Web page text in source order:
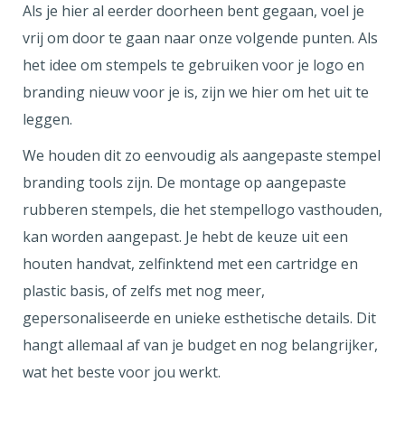
Als je hier al eerder doorheen bent gegaan, voel je
vrij om door te gaan naar onze volgende punten. Als
het idee om stempels te gebruiken voor je logo en
branding nieuw voor je is, zijn we hier om het uit te
leggen.
We houden dit zo eenvoudig als aangepaste stempel
branding tools zijn. De montage op aangepaste
rubberen stempels, die het stempellogo vasthouden,
kan worden aangepast. Je hebt de keuze uit een
houten handvat, zelfinktend met een cartridge en
plastic basis, of zelfs met nog meer,
gepersonaliseerde en unieke esthetische details. Dit
hangt allemaal af van je budget en nog belangrijker,
wat het beste voor jou werkt.